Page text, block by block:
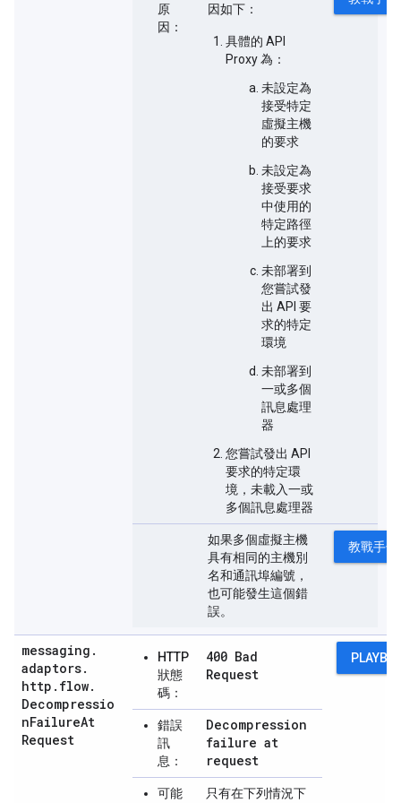
原
因：
因如下：
具體的 API
Proxy 為：
未設定為
接受特定
虛擬主機
的要求
未設定為
接受要求
中使用的
特定路徑
上的要求
未部署到
您嘗試發
出 API 要
求的特定
環境
未部署到
一或多個
訊息處理
器
您嘗試發出 API
要求的特定環
境，未載入一或
多個訊息處理器
如果多個虛擬主機
具有相同的主機別
名和通訊埠編號，
也可能發生這個錯
誤。
教戰手冊
messaging .
adaptors.
http . flow.
Decompressio
nFailureAt
Request
HTTP
狀態
碼：
400 Bad
Request
錯誤
訊
息：
Decompression
failure at
request
可能 只有在下列情況下